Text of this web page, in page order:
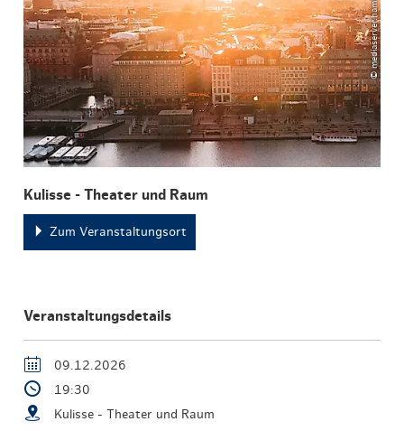
Kulisse - Theater und Raum
Zum Veranstaltungsort
Veranstaltungsdetails
09.12.2026
19:30
Kulisse - Theater und Raum